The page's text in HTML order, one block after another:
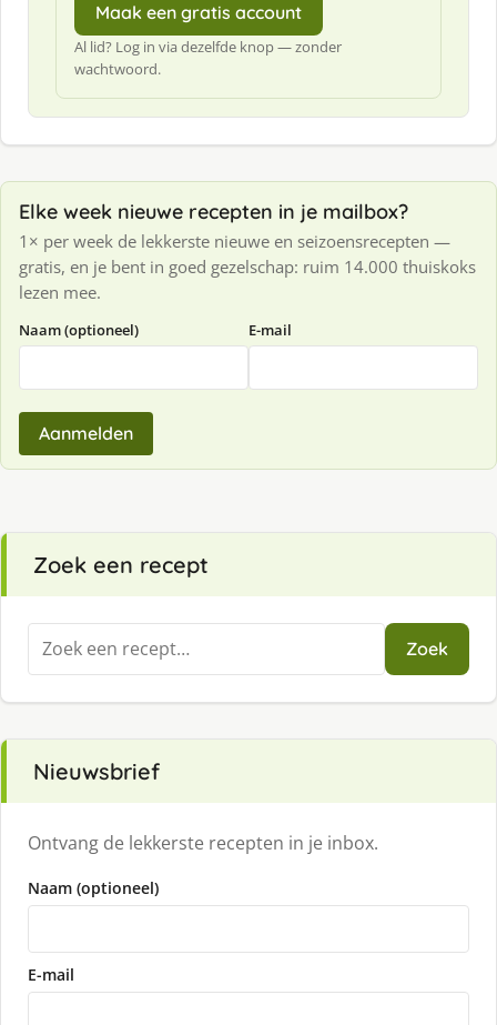
Maak een gratis account
Al lid? Log in via dezelfde knop — zonder
wachtwoord.
Elke week nieuwe recepten in je mailbox?
1× per week de lekkerste nieuwe en seizoensrecepten —
gratis, en je bent in goed gezelschap: ruim 14.000 thuiskoks
lezen mee.
Naam (optioneel) E-mail
Aanmelden
Zoek een recept
Zoeken
naar:
Zoek
Nieuwsbrief
Ontvang de lekkerste recepten in je inbox.
Naam (optioneel)
E-mail